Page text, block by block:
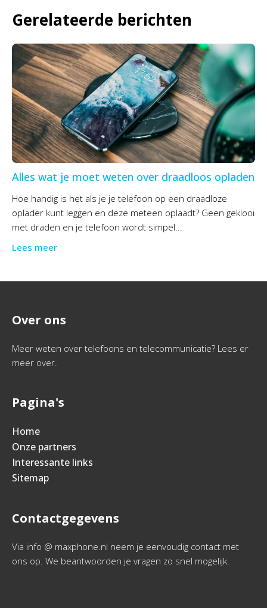
Gerelateerde berichten
Alles wat je moet weten over draadloos opladen
Hoe handig is het als je je telefoon op een draadloze
oplader kunt leggen en deze meteen oplaadt? Geen geklooi
met draden en je telefoon wordt simpel...
Lees meer
Over ons
Meer weten over telefoons en telecommunicatie? Lees er
meer over.
Pagina's
Home
Onze partners
Interessante links
Sitemap
Contactgegevens
Via info @ maxphone.nl neem je eenvoudig contact met
ons op. We beantwoorden je vragen zo snel mogelijk.